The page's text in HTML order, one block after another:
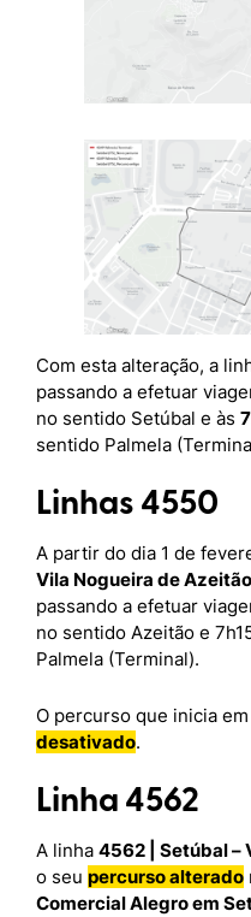
Com esta alteração, a
passando a efetuar
no sentido Setúbal e às
sentido Palmela
Linhas 4550
A partir do dia 1 de
Vila Nogueira de Azeitão
passando a efetuar
no sentido Azeitão e
Palmela (Terminal).
O percurso que inicia
desativado.
Linha 4562
A linha 4562 | Setúbal –
o seu percurso alterado
Comercial Alegro em